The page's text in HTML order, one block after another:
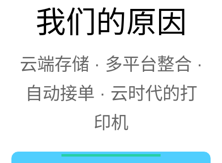
我们的原因
云端存储 · 多平台整合 ·
自动接单 · 云时代的打
印机